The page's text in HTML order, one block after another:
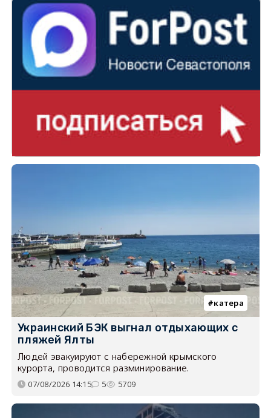
катера
Украинский БЭК выгнал отдыхающих с
пляжей Ялты
Людей эвакуируют с набережной крымского
курорта, проводится разминирование.
07/08/2026 14:15 5 5709